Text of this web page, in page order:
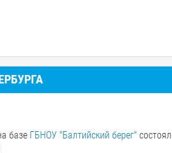
базе ГБНОУ "Балтийский берег"